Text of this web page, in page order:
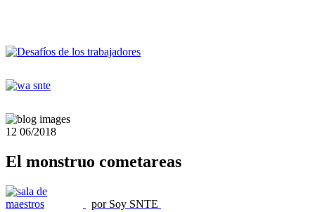
12 06/2018
El monstruo cometareas
por Soy SNTE